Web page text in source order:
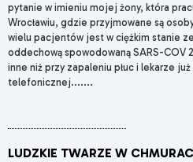
pytanie w imieniu mojej żony, która
Wrocławiu, gdzie przyjmowane są
wielu pacjentów jest w ciężkim stanie
oddechową spowodowaną SARS-COV
inne niż przy zapaleniu płuc i lekarze
telefonicznej.......
LUDZKIE TWARZE W